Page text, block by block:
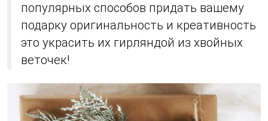
популярных способов придать вашему
подарку оригинальность и креативность
это украсить их гирляндой из хвойных
веточек!